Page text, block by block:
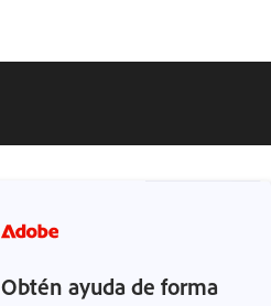
Obtén ayuda de forma